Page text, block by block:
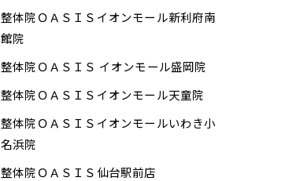
整体院ＯＡＳＩＳイオンモール新利府南
館院
整体院ＯＡＳＩＳ イオンモール盛岡院
整体院ＯＡＳＩＳイオンモール天童院
整体院ＯＡＳＩＳイオンモールいわき小
名浜院
整体院ＯＡＳＩＳ仙台駅前店